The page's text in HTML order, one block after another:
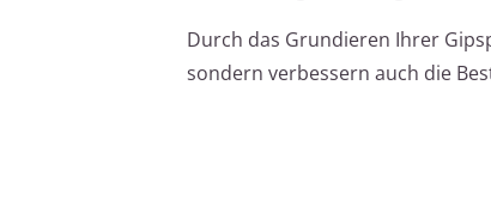
Durch das Grundieren Ihrer
sondern verbessern auch die